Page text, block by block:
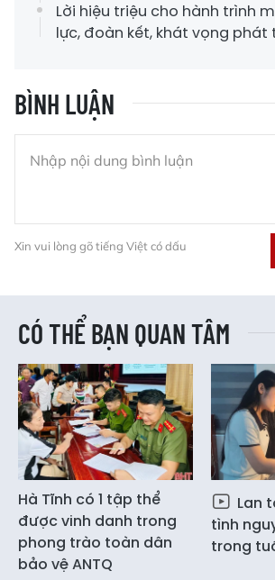
Lời hiệu triệu cho hành trình
lực, đoàn kết, khát vọng phát
BÌNH LUẬN
Xin vui lòng gõ tiếng Việt có dấu
CÓ THỂ BẠN QUAN TÂM
Hà Tĩnh có 1 tập thể
được vinh danh trong
phong trào toàn dân
bảo vệ ANTQ
Lan
tình
trong